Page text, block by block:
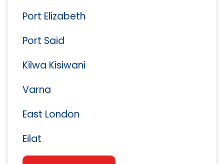
Port Elizabeth
Port Said
Kilwa Kisiwani
Varna
East London
Eilat